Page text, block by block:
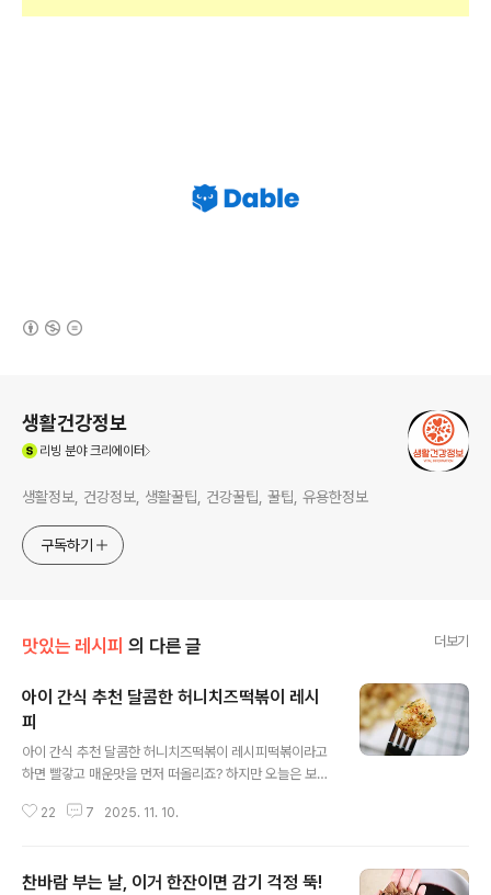
생활건강정보
리빙 분야 크리에이터
생활정보, 건강정보, 생활꿀팁, 건강꿀팁, 꿀팁, 유용한정보
구독하기
맛있는 레시피 의 다른 글 더보기
아이 간식 추천 달콤한 허니치즈떡볶이 레시
피
아이 간식 추천 달콤한 허니치즈떡볶이 레시피떡볶이라고
하면 빨갛고 매운맛을 먼저 떠올리죠? 하지만 오늘은 보기
떡볶이 어떠세요? 매운맛 대신 달콤함 한 스푼, 허니치즈떡
들도 부담없이 즐길 수 있어요. 재료는 가래떡, 꿀, 참기름,
22 7 2025. 11. 10.
찬바람 부는 날, 이거 한잔이면 감기 걱정 뚝!